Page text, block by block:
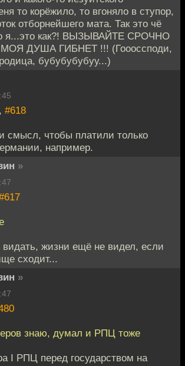
то корёжило, то вгоняло в ступор,
отборнейшего мата. Так это чё
я...это как?! ВЫЗЫВАЙТЕ СРОЧНО
ДУША ГИБНЕТ !!! (Гоооссподи,
бубубубубуу...)
#618
и смысл, чтобы платили только
например.
»
видать, жизни ещё не видел, если
сходит...
»
знаю, думал и РПЦ тоже
I РПЦ перед государством на